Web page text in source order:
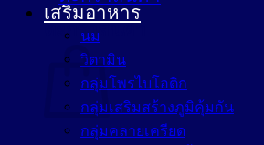
ตะกร้าสินค้า
เสริมอาหาร
นม
วิตามิน
กลุ่มโพรไบโอติก
กลุ่มเสริมสร้างภูมิคุ้มกัน
กลุ่มคลายเครียด